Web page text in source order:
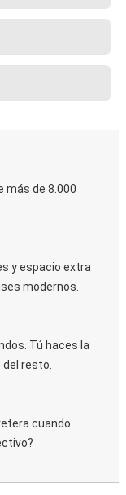
más de 8.000
y espacio extra
modernos.
Tú haces la
resto.
cuando